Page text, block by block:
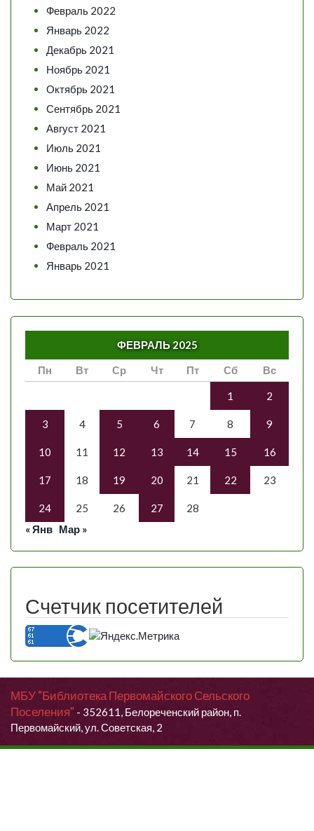
Февраль 2022
Январь 2022
Декабрь 2021
Ноябрь 2021
Октябрь 2021
Сентябрь 2021
Август 2021
Июль 2021
Июнь 2021
Май 2021
Апрель 2021
Март 2021
Февраль 2021
Январь 2021
ФЕВРАЛЬ 2025
Пн
Вт Ср Чт Пт Сб Вс
1 2
3 4 5 6 7 8 9
10 11 12 13 14 15 16
17 18 19 20 21 22 23
24 25 26 27
28
« Янв Мар »
Счетчик посетителей
МБУ "Библиотека Первомайского Сельского
Поселения" - 352611, Белореченский район, п.
Первомайский, ул. Советская, 2